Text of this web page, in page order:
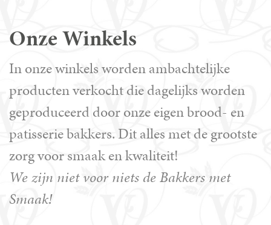
Onze Winkels
In onze winkels worden ambachtelijke
producten verkocht die dagelijks worden
geproduceerd door onze eigen brood- en
patisserie bakkers. Dit alles met de grootste
zorg voor smaak en kwaliteit!
We zijn niet voor niets de Bakkers met
Smaak!